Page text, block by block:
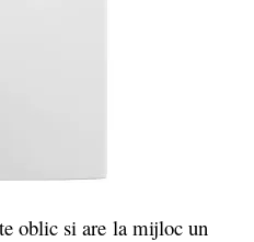
oblic si are la mijloc un